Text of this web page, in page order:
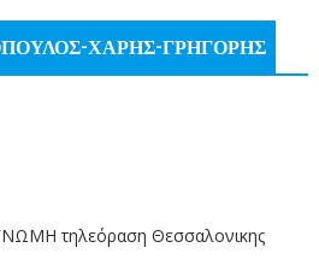
ΧΑΡΗΣ-ΓΡΗΓΟΡΗΣ
τηλεόραση Θεσσαλονικης